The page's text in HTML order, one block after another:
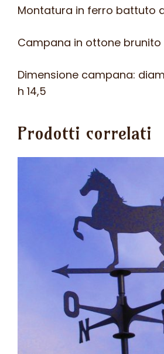
Montatura in ferro battuto
Campana in ottone
Dimensione campana:
h 14,5
Prodotti correlati